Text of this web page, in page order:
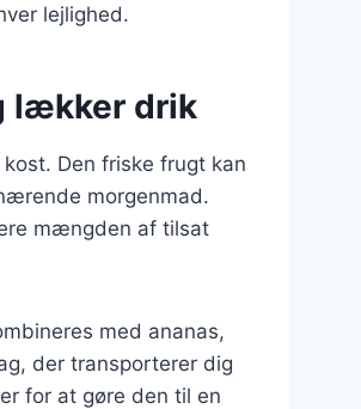
lejlighed.
lækker drik
Den friske frugt kan
morgenmad.
mængden af tilsat
med ananas,
der transporterer dig
for at gøre den til en